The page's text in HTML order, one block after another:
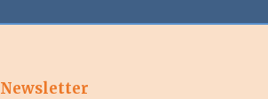
Newsletter